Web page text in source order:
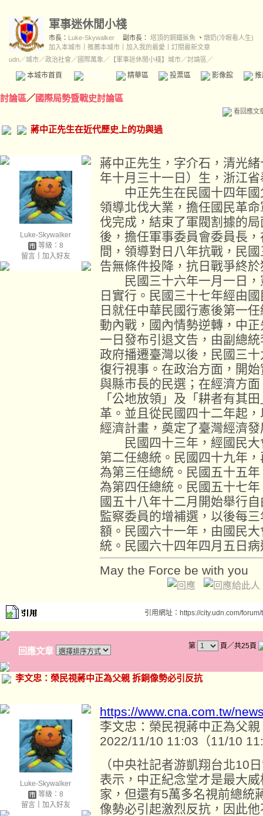
軍事迷休閒小棧
市長： Luke-Skywalker 副市長： 塔頂的鋼鐵鯊魚 、 燉奶(冷眼看人生)
加入本城市
推薦本城市 加入我的最愛
訂閱最新文章
udn／城市／政治社會 ／國際萬象 ／ 【軍事迷休閒小棧】城市／討論區／
本城市首頁 精華區 投票區 影像館
討論區／ 國際局勢暨戰史討論區
看回應文
蔣中正先生在近代歷史上的功與過
Luke-Skywalker
等級：8
留言｜ 加入好友
蔣中正先生，字介石，清光
年十月三十一日）生，浙江
中正先生在民國十四年國
領導北伐大業，擔任國民革
伐完成，結束了軍閥割據的
後，擔任軍事委員會委員長
間，領導對日八年抗戰，民
告無條件投降，抗日戰爭終
民國三十六年一月一日，
日實行。民國三十七年經由
日就任中華民國行憲後第一
動內戰，國內情勢逆轉，中
一日發布引退文告，由副總
政府播遷臺灣以後，民國三
復行視事。在政治方面，開
與縣市長的民選；在經濟方
「公地放領」及「耕者有其
革。並且從民國四十二年起
經濟計畫，奠定了臺灣經濟
民國四十三年，經國民大
第二任總統。民國四十九年
為第三任總統。民國五十五
為第四任總統。民國五十七
國五十八年十二月開始舉行
監察委員的增補選，以後每
額。民國六十一年，由國民
統。民國六十四年四月五日
May the Force be with you
引用網址：https://city.udn.com/
回應文章 第 頁／共25頁
李文忠：榮民視蔣中正為父親 拆銅像勢必引反抗
Luke-Skywalker
等級：8
留言｜ 加入好友
https://www.cna.com.tw/
李文忠：榮民視蔣中正為父
2022/11/10 11:03（11/10
（中央社記者游凱翔台北10
表示，中正紀念堂才是最大
家，但還有5萬多名視前總統
像勢必引起激烈反抗，因此